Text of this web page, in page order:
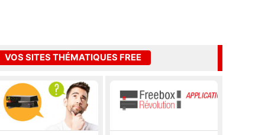
VOS SITES THÉMATIQUES FREE